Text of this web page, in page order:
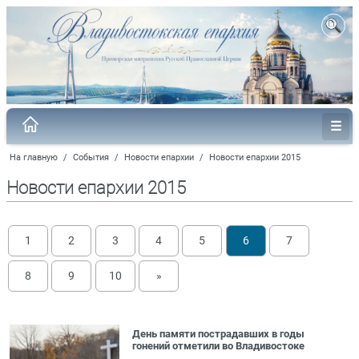
На главную / События / Новости епархии / Новости епархии 2015
Новости епархии 2015
1 2 3 4 5 6 7
8 9 10 »
День памяти пострадавших в годы
гонений отметили во Владивостоке